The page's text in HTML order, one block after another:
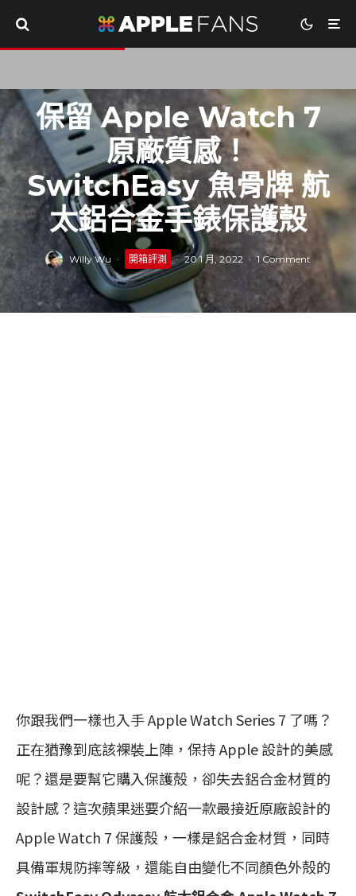
保留 Apple Watch 7
原廠質感！
SwitchEasy 魚骨牌 航
太鋁合金手錶保護殼
Willy Wu · 開箱評測 · 20 1 月, 2022 · 1 Comment
你跟我們一樣也入手 Apple Watch Series 7 了嗎？
正在猶豫到底該裸裝上陣，保持 Apple 設計的美感
呢？還是要幫它購入保護殻，卻失去鋁合金材質的
設計感？這次蘋果迷要介紹一款最接近原廠設計的
Apple Watch 7 保護殻，一樣是鋁合金材質，同時
具備軍規防摔等級，還能自由變化不同顏色外殻的